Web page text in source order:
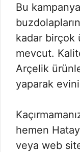
Bu
kadar birçok
mevcut.
Arçelik
yaparak
hemen
veya web